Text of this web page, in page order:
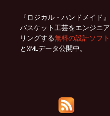
『ロジカル・ハンドメイド』
バスケット工芸をエンジニア
リングする無料の設計ソフト
とXMLデータ公開中。